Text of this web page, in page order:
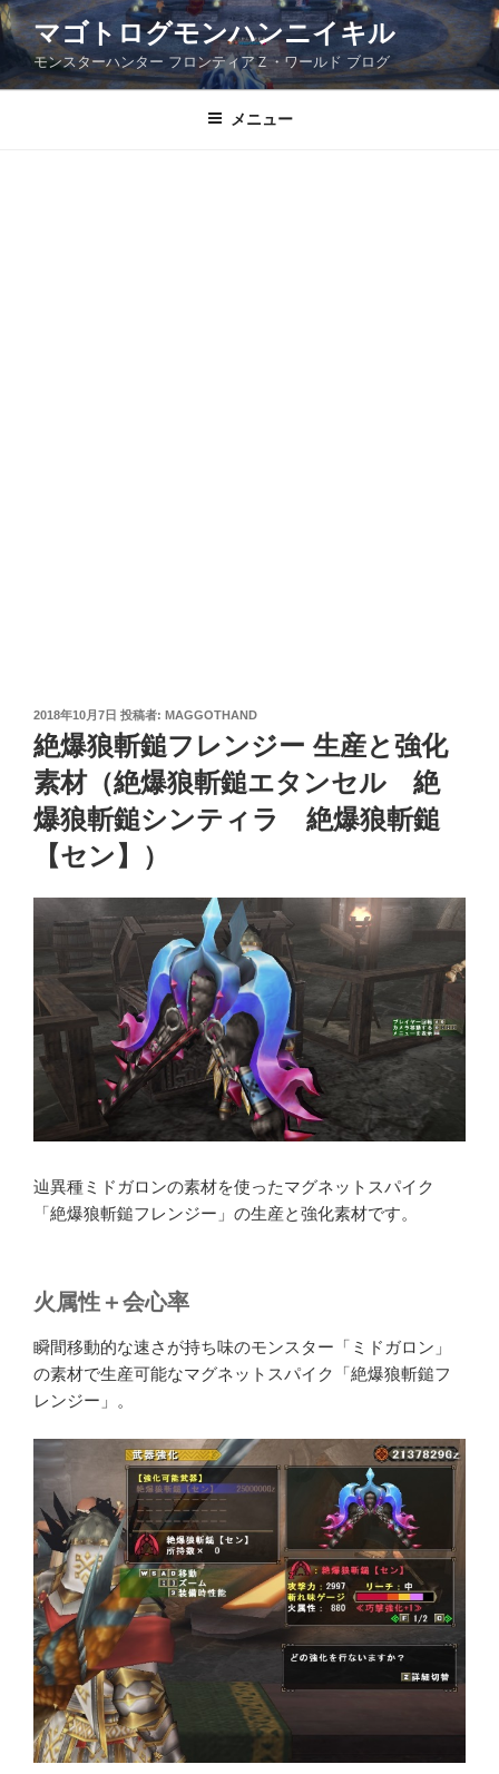
コ
ン
ン
マゴトログモンハンニイキル
モンスターハンター フロンティアＺ・ワールド ブログ
メニュー
投
稿
日:
2018年10月7日 投稿者: MAGGOTHAND
絶爆狼斬鎚フレンジー 生産と強化
素材（絶爆狼斬鎚エタンセル 絶
爆狼斬鎚シンティラ 絶爆狼斬鎚
【セン】）
辿異種ミドガロンの素材を使ったマグネットスパイク
「絶爆狼斬鎚フレンジー」の生産と強化素材です。
火属性＋会心率
瞬間移動的な速さが持ち味のモンスター「ミドガロン」
の素材で生産可能なマグネットスパイク「絶爆狼斬鎚フ
レンジー」。